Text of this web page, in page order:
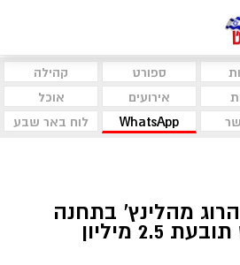
ספורט
קהילה
אירועים
אוכל
WhatsApp לוח באר שבע
מהלינץ' בתחנה
המרכזית בב"ש תובעת 2.5 מיליון